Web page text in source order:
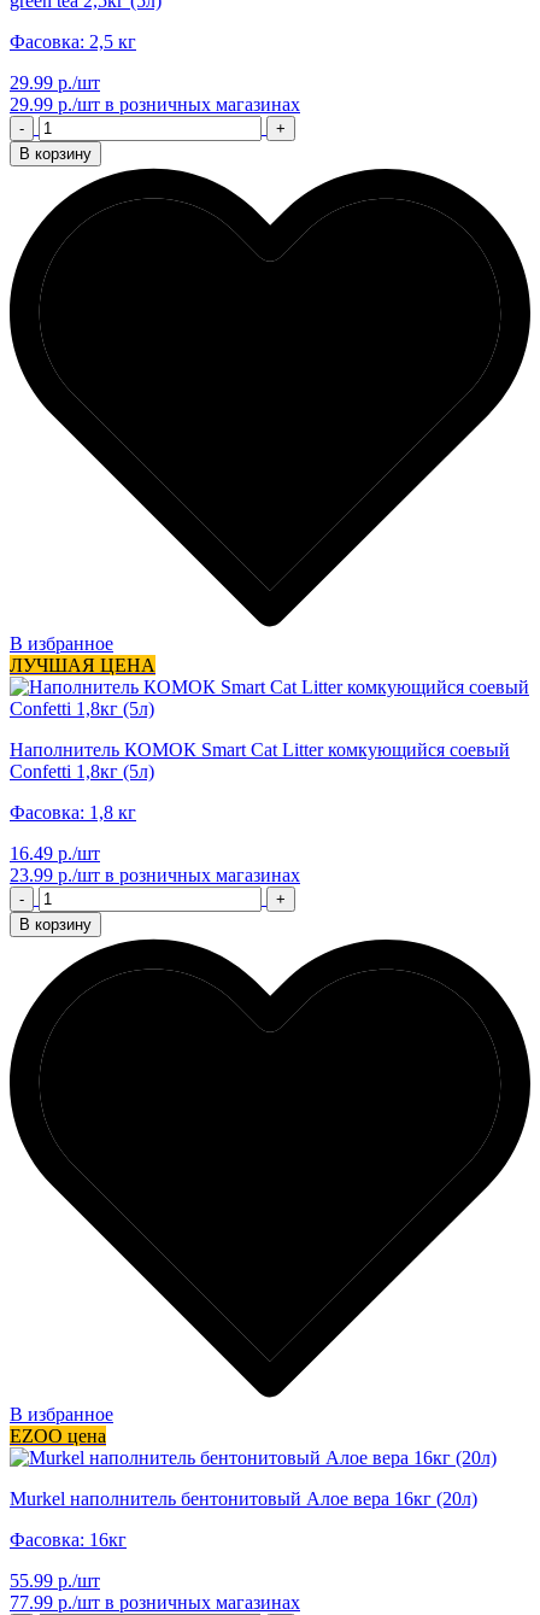
Фасовка: 2,5 кг
29.99 р./шт
29.99 р./шт в розничных магазинах
-
+
В корзину
В избранное
ЛУЧШАЯ ЦЕНА
Наполнитель КОМОК Smart Cat Litter комкующийся соевый
Confetti 1,8кг (5л)
Фасовка: 1,8 кг
16.49 р./шт
23.99 р./шт в розничных магазинах
-
+
В корзину
В избранное
EZOO цена
Murkel наполнитель бентонитовый Алое вера 16кг (20л)
Фасовка: 16кг
55.99 р./шт
77.99 р./шт в розничных магазинах